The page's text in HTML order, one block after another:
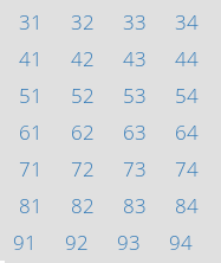
31
32 33 34
41
42 43 44
51
52 53 54
61
62 63 64
71
72 73 74
81
82 83 84
91
92 93 94